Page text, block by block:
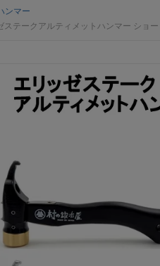
ンマー
テークアルティメットハンマー シ